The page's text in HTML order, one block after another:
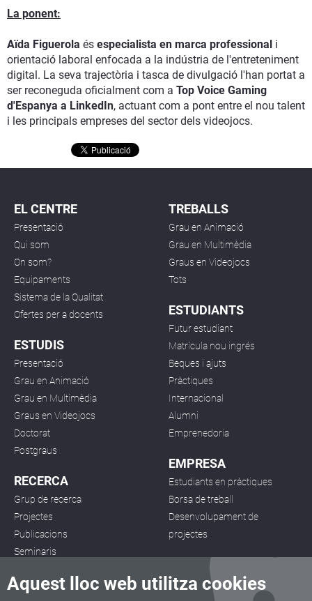
Aquest lloc web utilitza cookies
La ponent:
Aïda Figuerola és especialista en marca professional i
orientació laboral enfocada a la indústria de l'entreteniment
digital. La seva trajectòria i tasca de divulgació l'han portat a
ser reconeguda oficialment com a Top Voice Gaming
d'Espanya a LinkedIn, actuant com a pont entre el nou talent
i les principals empreses del sector dels videojocs.
EL CENTRE
Presentació
Qui som
On som?
Equipaments
Sistema de la Qualitat
Ofertes per a docents
ESTUDIS
Presentació
Grau en Animació
Grau en Multimèdia
Graus en Videojocs
Doctorat
Postgraus
RECERCA
Grup de recerca
Projectes
Publicacions
Seminaris
TREBALLS
Grau en Animació
Grau en Multimèdia
Graus en Videojocs
Tots
ESTUDIANTS
Futur estudiant
Matrícula nou ingrés
Beques i ajuts
Pràctiques
Internacional
Alumni
Emprenedoria
EMPRESA
Estudiants en pràctiques
Borsa de treball
Desenvolupament de
projectes